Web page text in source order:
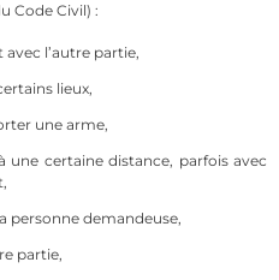
Code Civil) :
l’autre partie,
lieux,
une arme,
une certaine distance, parfois avec
personne demandeuse,
partie,